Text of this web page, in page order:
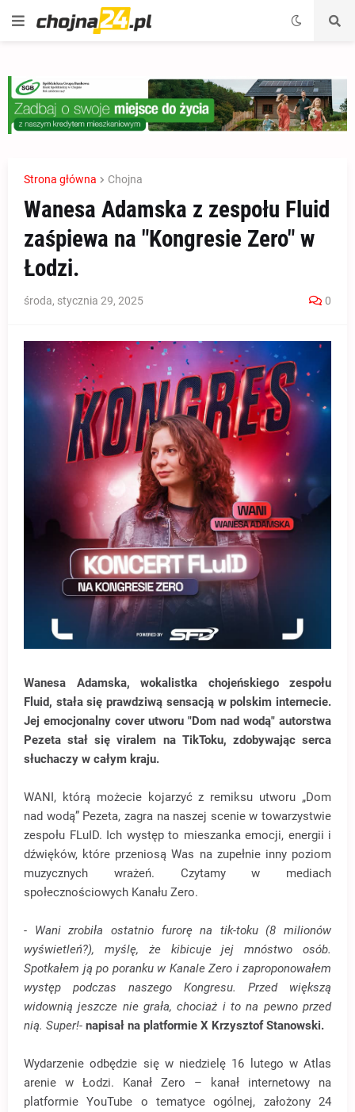
Strona główna Chojna
Wanesa Adamska z zespołu Fluid
zaśpiewa na "Kongresie Zero" w
Łodzi.
środa, stycznia 29, 2025 0
Wanesa Adamska, wokalistka chojeńskiego zespołu
Fluid, stała się prawdziwą sensacją w polskim internecie.
Jej emocjonalny cover utworu "Dom nad wodą" autorstwa
Pezeta stał się viralem na TikToku, zdobywając serca
słuchaczy w całym kraju.
WANI, którą możecie kojarzyć z remiksu utworu „Dom
nad wodą” Pezeta, zagra na naszej scenie w towarzystwie
zespołu FLuID. Ich występ to mieszanka emocji, energii i
dźwięków, które przeniosą Was na zupełnie inny poziom
muzycznych wrażeń. Czytamy w mediach
społecznościowych Kanału Zero.
- Wani zrobiła ostatnio furorę na tik-toku (8 milionów
wyświetleń?), myślę, że kibicuje jej mnóstwo osób.
Spotkałem ją po poranku w Kanale Zero i zaproponowałem
występ podczas naszego Kongresu. Przed większą
widownią jeszcze nie grała, chociaż i to na pewno przed
nią. Super!- napisał na platformie X Krzysztof Stanowski.
Wydarzenie odbędzie się w niedzielę 16 lutego w Atlas
arenie w Łodzi. Kanał Zero – kanał internetowy na
platformie YouTube o tematyce ogólnej, założony 24